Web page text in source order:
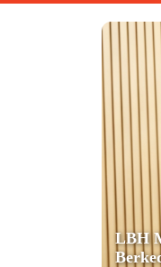
LBH